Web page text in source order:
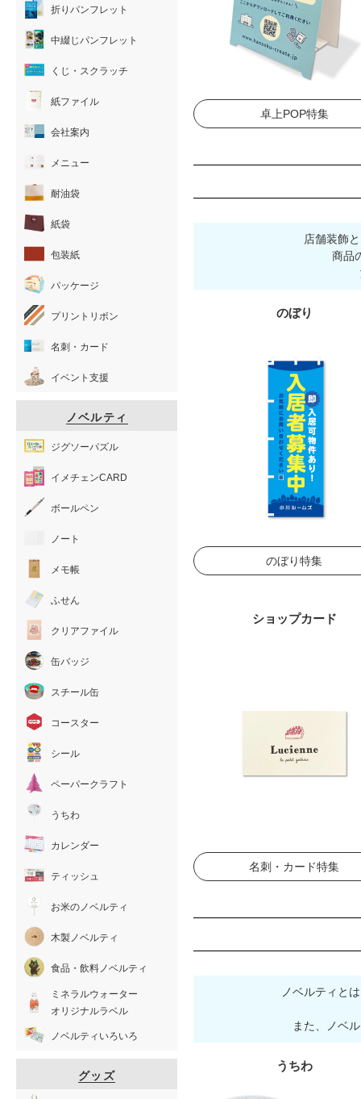
卓上POP特集
店舗装飾
商品
のぼり
のぼり特集
ショップカード
名刺・カード特集
ノベルティと
また、ノベ
うちわ
折りパンフレット
中綴じパンフレット
くじ・スクラッチ
紙ファイル
会社案内
メニュー
耐油袋
紙袋
包装紙
パッケージ
プリントリボン
名刺・カード
イベント支援
ノベルティ
ジグソーパズル
イメチェンCARD
ボールペン
ノート
メモ帳
ふせん
クリアファイル
缶バッジ
スチール缶
コースター
シール
ペーパークラフト
うちわ
カレンダー
ティッシュ
お米のノベルティ
木製ノベルティ
食品・飲料ノベルティ
ミネラルウォーター
オリジナルラベル
ノベルティいろいろ
グッズ